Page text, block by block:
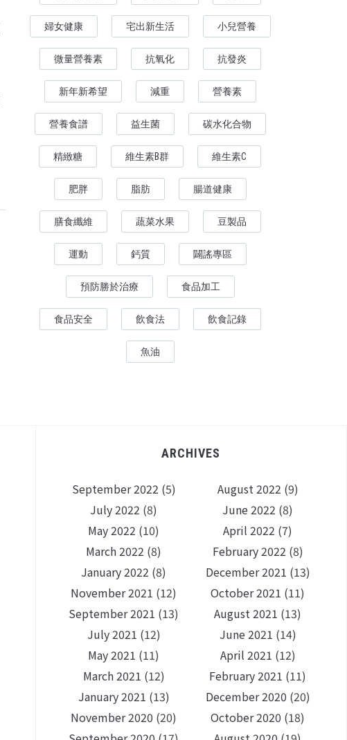
婦女健康 宅出新生活 小兒營養
微量營養素 抗氧化 抗發炎
新年新希望 減重 營養素
營養食譜 益生菌 碳水化合物
精緻糖 維生素B群 維生素C
肥胖 脂肪 腸道健康
膳食纖維 蔬菜水果 豆製品
運動 鈣質 闢謠專區
預防勝於治療 食品加工
食品安全 飲食法 飲食記錄
魚油
ARCHIVES
September 2022 (5) August 2022 (9)
July 2022 (8) June 2022 (8)
May 2022 (10) April 2022 (7)
March 2022 (8) February 2022 (8)
January 2022 (8) December 2021 (13)
November 2021 (12) October 2021 (11)
September 2021 (13) August 2021 (13)
July 2021 (12) June 2021 (14)
May 2021 (11) April 2021 (12)
March 2021 (12) February 2021 (11)
January 2021 (13) December 2020 (20)
November 2020 (20) October 2020 (18)